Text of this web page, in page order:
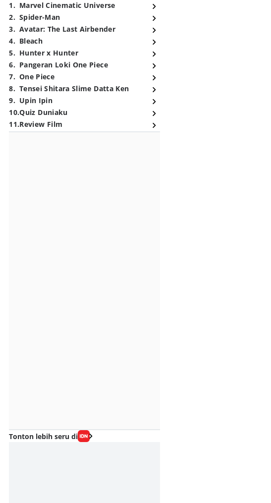
1. Marvel Cinematic Universe
2. Spider-Man
3. Avatar: The Last Airbender
4. Bleach
5. Hunter x Hunter
6. Pangeran Loki One Piece
7. One Piece
8. Tensei Shitara Slime Datta Ken
9. Upin Ipin
10.Quiz Duniaku
11.Review Film
Tonton lebih seru di